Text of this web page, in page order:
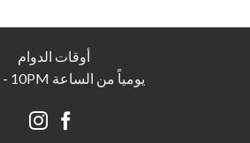
أوقات الدوام
يومياً من الساعة 10AM - 10PM